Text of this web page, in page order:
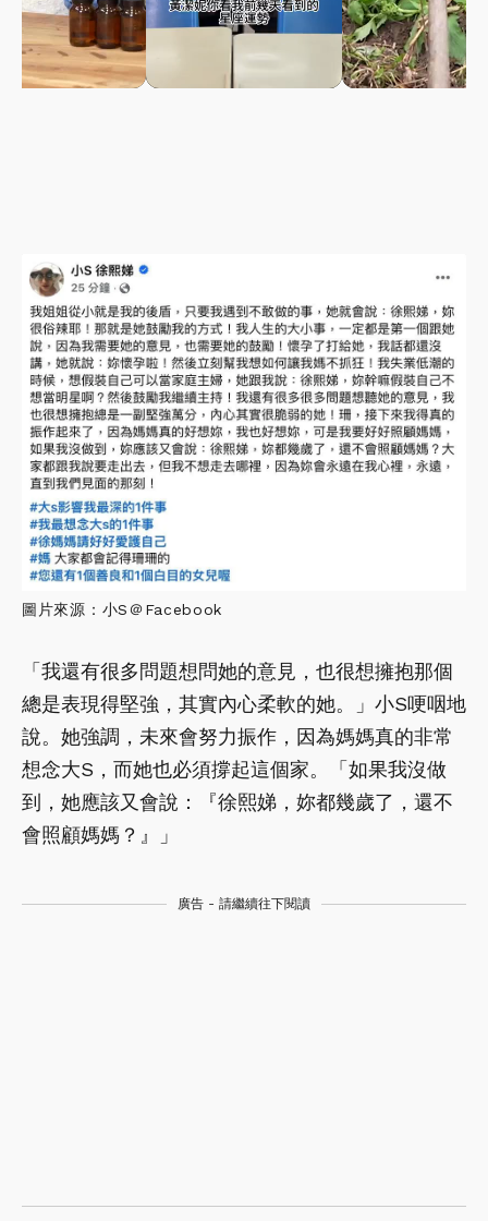
圖片來源：小S＠Facebook
「我還有很多問題想問她的意見，也很想擁抱那個
總是表現得堅強，其實內心柔軟的她。」小S哽咽地
說。她強調，未來會努力振作，因為媽媽真的非常
想念大S，而她也必須撐起這個家。「如果我沒做
到，她應該又會說：『徐熙娣，妳都幾歲了，還不
會照顧媽媽？』」
廣告 - 請繼續往下閱讀